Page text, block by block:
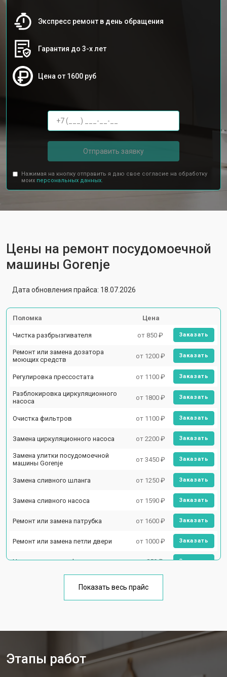
Экспресс ремонт в день обращения
Гарантия до 3-х лет
Цена от 1600 руб
Отправить заявку
Нажимая на кнопку отправить я даю свое согласие на обработку
моих персональных данных.
Цены на ремонт посудомоечной
машины Gorenje
Дата обновления прайса: 18.07.2026
Поломка Цена
Чистка разбрызгивателя от 850 ₽ Заказать
Ремонт или замена дозатора
моющих средств
от 1200 ₽ Заказать
Регулировка прессостата от 1100 ₽ Заказать
Разблокировка циркуляционного
насоса
от 1800 ₽ Заказать
Очистка фильтров от 1100 ₽ Заказать
Замена циркуляционного насоса от 2200 ₽ Заказать
Замена улитки посудомоечной
машины Gorenje
от 3450 ₽ Заказать
Замена сливного шланга от 1250 ₽ Заказать
Замена сливного насоса от 1590 ₽ Заказать
Ремонт или замена патрубка от 1600 ₽ Заказать
Ремонт или замена петли двери от 1000 ₽ Заказать
Чистка заливного фильтра-сеточки от 850 ₽ Заказать
Ремонт теплообменника от 2000 ₽
от 1800 ₽ Заказать
Ремонт или замена пружины дверцы
Показать весь прайс
Этапы работ